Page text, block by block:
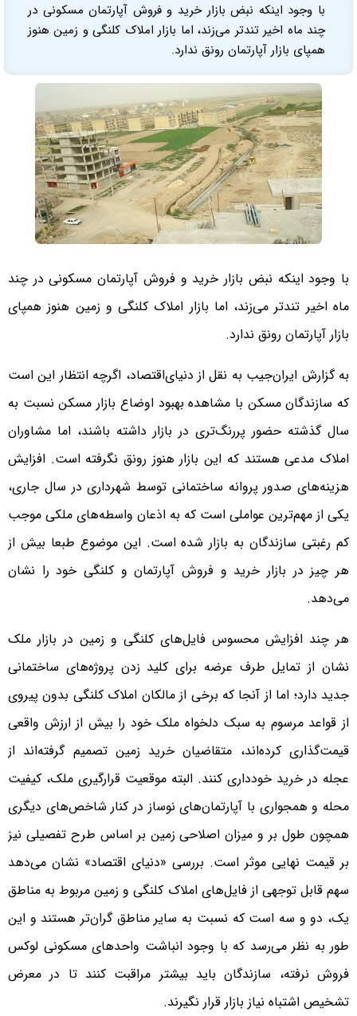
با وجود اینکه نبض بازار خرید و فروش آپارتمان مسکونی در
چند ماه اخیر تندتر می‌زند، اما بازار املاک کلنگی و زمین هنوز
همپای بازار آپارتمان رونق ندارد.
با وجود اینکه نبض بازار خرید و فروش آپارتمان مسکونی در چند
ماه اخیر تندتر می‌زند، اما بازار املاک کلنگی و زمین هنوز همپای
بازار آپارتمان رونق ندارد.
به گزارش ایران‌جیب به نقل از دنیای‌اقتصاد، اگرچه انتظار این است
که سازندگان مسکن با مشاهده بهبود اوضاع بازار مسکن نسبت به
سال گذشته حضور پررنگ‌تری در بازار داشته باشند، اما مشاوران
املاک مدعی هستند که این بازار هنوز رونق نگرفته است. افزایش
هزینه‌های صدور پروانه ساختمانی توسط شهرداری در سال جاری،
یکی از مهم‌ترین عواملی است که به اذعان واسطه‌های ملکی موجب
کم رغبتی سازندگان به بازار شده است. این موضوع طبعا بیش از
هر چیز در بازار خرید و فروش آپارتمان و کلنگی خود را نشان
می‌دهد.
هر چند افزایش محسوس فایل‌های کلنگی و زمین در بازار ملک
نشان از تمایل طرف عرضه برای کلید زدن پروژه‌های ساختمانی
جدید دارد؛ اما از آنجا که برخی از مالکان املاک کلنگی بدون پیروی
از قواعد مرسوم به سبک دلخواه ملک خود را بیش از ارزش واقعی
قیمت‌گذاری کرده‌اند، متقاضیان خرید زمین تصمیم گرفته‌اند از
عجله در خرید خودداری کنند. البته موقعیت قرارگیری ملک، کیفیت
محله و همجواری با آپارتمان‌های نوساز در کنار شاخص‌های دیگری
همچون طول بر و میزان اصلاحی زمین بر اساس طرح تفصیلی نیز
بر قیمت نهایی موثر است. بررسی «دنیای اقتصاد» نشان می‌دهد
سهم قابل توجهی از فایل‌های املاک کلنگی و زمین مربوط به مناطق
یک، دو و سه است که نسبت به سایر مناطق گران‌تر هستند و این
طور به نظر می‌رسد که با وجود انباشت واحدهای مسکونی لوکس
فروش نرفته، سازندگان باید بیشتر مراقبت کنند تا در معرض
تشخیص اشتباه نیاز بازار قرار نگیرند.